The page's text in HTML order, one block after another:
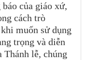
của giáo xứ,
cách trò
muốn sử dụng
trọng và diễn
Thánh lễ, chúng